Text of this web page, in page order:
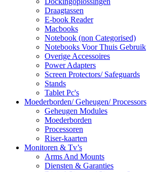
Draagtassen
E-book Reader
Macbooks
Notebook (non Categorised)
Notebooks Voor Thuis Gebruik
Overige Accessoires
Power Adapters
Screen Protectors/ Safeguards
Stands
Tablet Pc's
Moederborden/ Geheugen/ Processors
Geheugen Modules
Moederborden
Processoren
Riser-kaarten
Monitoren & Tv’s
Arms And Mounts
Diensten & Garanties